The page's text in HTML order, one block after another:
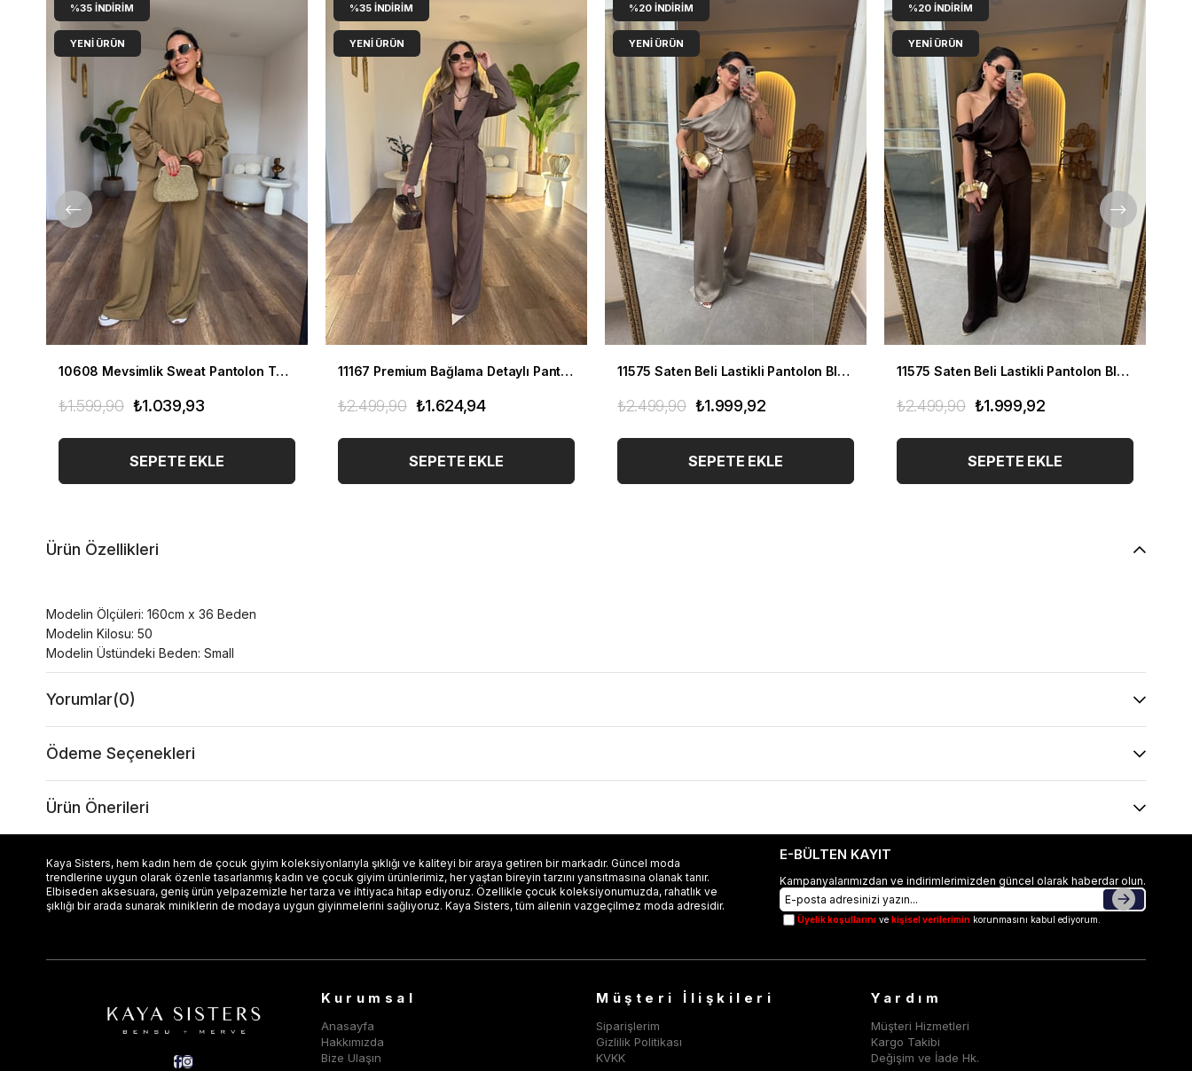
10608 Mevsimlik Sweat Pantolon Takım
₺1.039,93
₺1.599,90
SEPETE EKLE
%35 İNDIRIM
YENI ÜRÜN
11167 Premium Bağlama Detaylı Pantolon Ceket Takım
₺1.624,94
₺2.499,90
SEPETE EKLE
%35 İNDIRIM
YENI ÜRÜN
11575 Saten Beli Lastikli Pantolon Bluz Takım
₺1.999,92
₺2.499,90
SEPETE EKLE
%20 İNDIRIM
YENI ÜRÜN
11575 Saten Beli Lastikli Pantolon Bluz Takım
₺1.999,92
₺2.499,90
SEPETE EKLE
%20 İNDIRIM
YENI ÜRÜN
Ürün Özellikleri
Modelin Ölçüleri: 160cm x 36 Beden
Modelin Kilosu: 50
Modelin Üstündeki Beden: Small
Yorumlar(0)
Ödeme Seçenekleri
Ürün Önerileri
Kaya Sisters, hem kadın hem de çocuk giyim koleksiyonlarıyla şıklığı ve kaliteyi bir araya getiren bir markadır. Güncel moda
trendlerine uygun olarak özenle tasarlanmış kadın ve çocuk giyim ürünlerimiz, her yaştan bireyin tarzını yansıtmasına olanak tanır.
Elbiseden aksesuara, geniş ürün yelpazemizle her tarza ve ihtiyaca hitap ediyoruz. Özellikle çocuk koleksiyonumuzda, rahatlık ve
şıklığı bir arada sunarak miniklerin de modaya uygun giyinmelerini sağlıyoruz. Kaya Sisters, tüm ailenin vazgeçilmez moda adresidir.
E-BÜLTEN KAYIT
Kampanyalarımızdan ve indirimlerimizden güncel olarak haberdar olun.
Üyelik koşullarınıve kişisel verileriminkorunmasını kabul ediyorum.
Kurumsal
Anasayfa
Hakkımızda
Bize Ulaşın
Müşteri İlişkileri
Siparişlerim
Gizlilik Politikası
KVKK
Yardım
Müşteri Hizmetleri
Kargo Takibi
Değişim ve İade Hk.